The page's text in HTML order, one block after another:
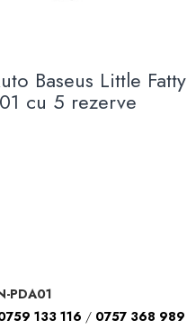
Baseus Little Fatty
cu 5 rezerve
PDA01
133 116 / 0757 368 989